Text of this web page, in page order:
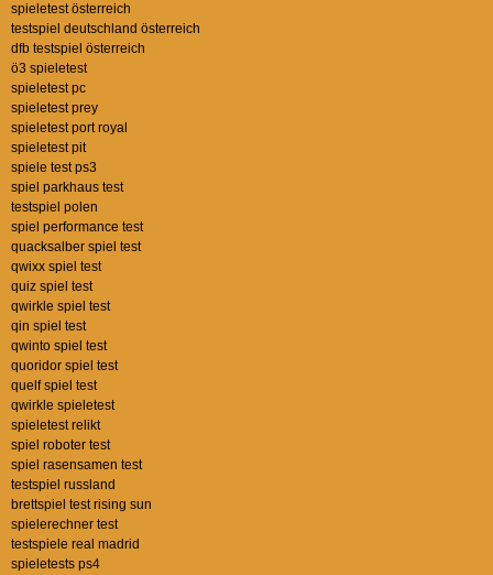
spieletest österreich
testspiel deutschland österreich
dfb testspiel österreich
ö3 spieletest
spieletest pc
spieletest prey
spieletest port royal
spieletest pit
spiele test ps3
spiel parkhaus test
testspiel polen
spiel performance test
quacksalber spiel test
qwixx spiel test
quiz spiel test
qwirkle spiel test
qin spiel test
qwinto spiel test
quoridor spiel test
quelf spiel test
qwirkle spieletest
spieletest relikt
spiel roboter test
spiel rasensamen test
testspiel russland
brettspiel test rising sun
spielerechner test
testspiele real madrid
spieletests ps4